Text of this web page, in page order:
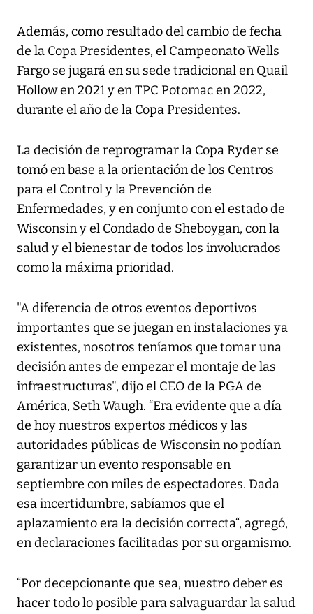
Además, como resultado del cambio de fecha
de la Copa Presidentes, el Campeonato Wells
Fargo se jugará en su sede tradicional en Quail
Hollow en 2021 y en TPC Potomac en 2022,
durante el año de la Copa Presidentes.
La decisión de reprogramar la Copa Ryder se
tomó en base a la orientación de los Centros
para el Control y la Prevención de
Enfermedades, y en conjunto con el estado de
Wisconsin y el Condado de Sheboygan, con la
salud y el bienestar de todos los involucrados
como la máxima prioridad.
"A diferencia de otros eventos deportivos
importantes que se juegan en instalaciones ya
existentes, nosotros teníamos que tomar una
decisión antes de empezar el montaje de las
infraestructuras", dijo el CEO de la PGA de
América, Seth Waugh. “Era evidente que a día
de hoy nuestros expertos médicos y las
autoridades públicas de Wisconsin no podían
garantizar un evento responsable en
septiembre con miles de espectadores. Dada
esa incertidumbre, sabíamos que el
aplazamiento era la decisión correcta“, agregó,
en declaraciones facilitadas por su orgamismo.
“Por decepcionante que sea, nuestro deber es
hacer todo lo posible para salvaguardar la salud